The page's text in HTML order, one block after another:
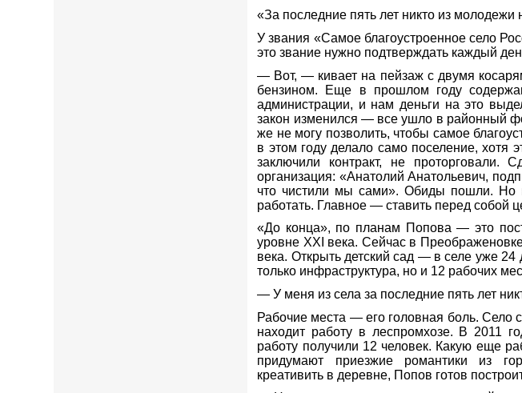
«За последние пять лет никто из молодежи
У звания «Самое благоустроенное село
это звание нужно подтверждать каждый
— Вот, — кивает на пейзаж с двумя
бензином. Еще в прошлом году
администрации, и нам деньги на это
закон изменился — все ушло в районный
же не могу позволить, чтобы самое
в этом году делало само поселение,
заключили контракт, не
организация: «Анатолий Анатольевич,
что чистили мы сами». Обиды пошли. Но
работать. Главное — ставить перед собой
«До конца», по планам Попова — это
уровне XXI века. Сейчас в
века. Открыть детский сад — в селе уже
только инфраструктура, но и 12 рабочих
— У меня из села за последние пять лет
Рабочие места — его головная боль. Село
находит работу в леспромхозе. В 2011
работу получили 12 человек. Какую еще
придумают приезжие романтики из
креативить в деревне, Попов готов